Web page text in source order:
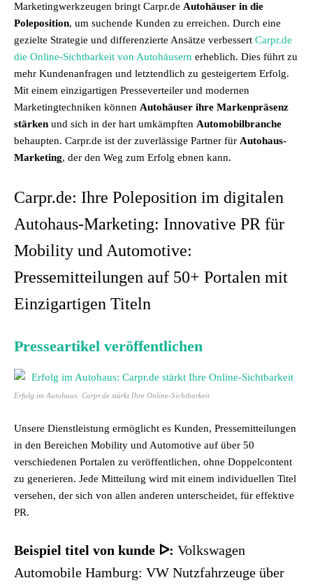
Marketingwerkzeugen bringt Carpr.de Autohäuser in die
Poleposition, um suchende Kunden zu erreichen. Durch eine
gezielte Strategie und differenzierte Ansätze verbessert Carpr.de
die Online-Sichtbarkeit von Autohäusern erheblich. Dies führt zu
mehr Kundenanfragen und letztendlich zu gesteigertem Erfolg.
Mit einem einzigartigen Presseverteiler und modernen
Marketingtechniken können Autohäuser ihre Markenpräsenz
stärken und sich in der hart umkämpften Automobilbranche
behaupten. Carpr.de ist der zuverlässige Partner für Autohaus-
Marketing, der den Weg zum Erfolg ebnen kann.
Carpr.de: Ihre Poleposition im digitalen
Autohaus-Marketing: Innovative PR für
Mobility und Automotive:
Pressemitteilungen auf 50+ Portalen mit
Einzigartigen Titeln
Presseartikel veröffentlichen
Erfolg im Autohaus: Carpr.de stärkt Ihre Online-Sichtbarkeit
Unsere Dienstleistung ermöglicht es Kunden, Pressemitteilungen
in den Bereichen Mobility und Automotive auf über 50
verschiedenen Portalen zu veröffentlichen, ohne Doppelcontent
zu generieren. Jede Mitteilung wird mit einem individuellen Titel
versehen, der sich von allen anderen unterscheidet, für effektive
PR.
Beispiel titel von kunde ᐅ: Volkswagen
Automobile Hamburg: VW Nutzfahrzeuge über